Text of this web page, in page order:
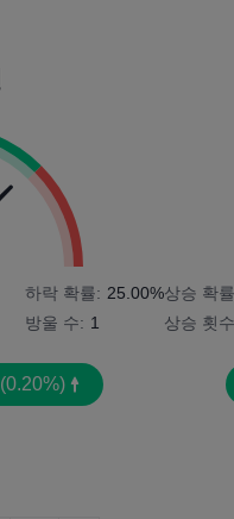
하락 확률: 25.00%
방울 수: 1
(0.20%)
상승 확
상승 횟